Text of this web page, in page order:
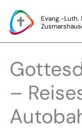
Inhalt
springen
Evang.-
–